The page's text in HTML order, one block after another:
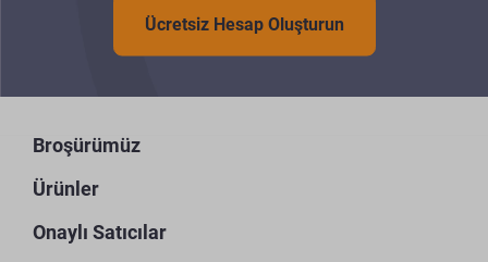
Ücretsiz Hesap Oluşturun
Broşürümüz
Ürünler
Onaylı Satıcılar